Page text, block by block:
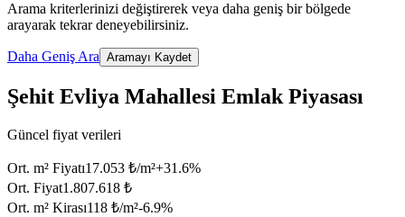
Arama kriterlerinizi değiştirerek veya daha geniş bir bölgede
arayarak tekrar deneyebilirsiniz.
Daha Geniş Ara Aramayı Kaydet
Şehit Evliya Mahallesi Emlak Piyasası
Güncel fiyat verileri
Ort. m² Fiyatı17.053 ₺/m²+31.6%
Ort. Fiyat1.807.618 ₺
Ort. m² Kirası118 ₺/m²-6.9%